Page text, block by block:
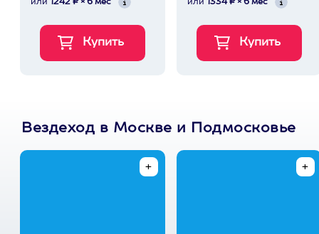
или 1242 ₽ × 6 мес или 1334 ₽ × 6 мес
Вездеход в Москве и Подмосковье